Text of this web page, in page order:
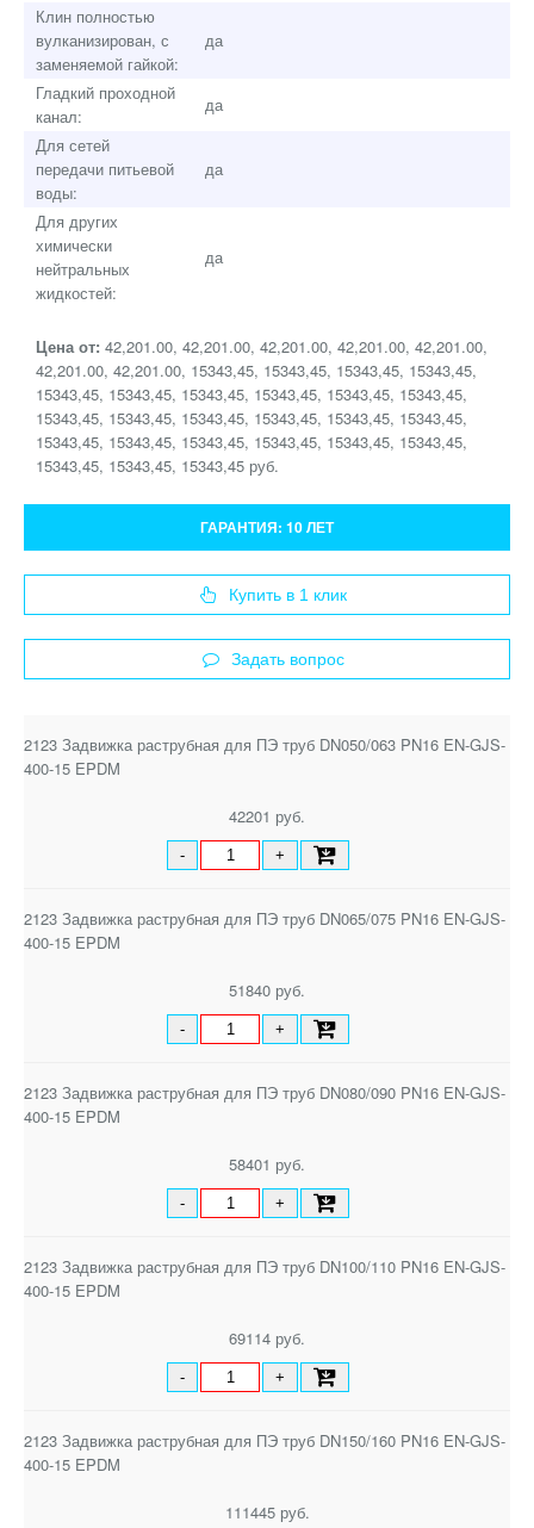
Клин полностью
вулканизирован, с
заменяемой гайкой:
да
Гладкий проходной
канал:
да
Для сетей
передачи питьевой
воды:
да
Для других
химически
нейтральных
жидкостей:
да
Цена от: 42,201.00, 42,201.00, 42,201.00, 42,201.00, 42,201.00,
42,201.00, 42,201.00, 15343,45, 15343,45, 15343,45, 15343,45,
15343,45, 15343,45, 15343,45, 15343,45, 15343,45, 15343,45,
15343,45, 15343,45, 15343,45, 15343,45, 15343,45, 15343,45,
15343,45, 15343,45, 15343,45, 15343,45, 15343,45, 15343,45,
15343,45, 15343,45, 15343,45 руб.
ГАРАНТИЯ: 10 ЛЕТ
Купить в 1 клик
Задать вопрос
2123 Задвижка раструбная для ПЭ труб DN050/063 PN16 EN-GJS-
400-15 EPDM
42201 руб.
- +
2123 Задвижка раструбная для ПЭ труб DN065/075 PN16 EN-GJS-
400-15 EPDM
51840 руб.
- +
2123 Задвижка раструбная для ПЭ труб DN080/090 PN16 EN-GJS-
400-15 EPDM
58401 руб.
- +
2123 Задвижка раструбная для ПЭ труб DN100/110 PN16 EN-GJS-
400-15 EPDM
69114 руб.
- +
2123 Задвижка раструбная для ПЭ труб DN150/160 PN16 EN-GJS-
400-15 EPDM
111445 руб.